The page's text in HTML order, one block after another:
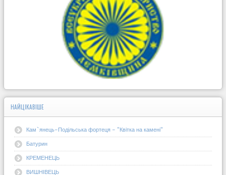
НАЙЦІКАВІШЕ
Кам`янець-Подільська фортеця - "Квітка на камені"
Батурин
КРЕМЕНЕЦЬ
ВИШНІВЕЦЬ